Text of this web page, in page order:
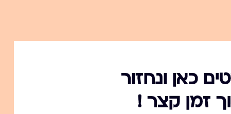
כאן ונחזור
זמן קצר !